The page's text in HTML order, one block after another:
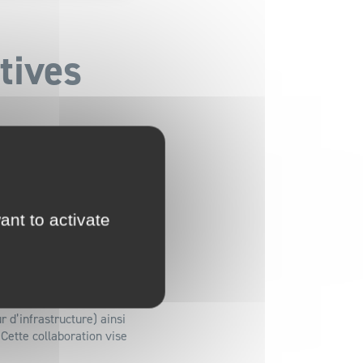
pannes collectives
FttH pour
d’infrastructure) ainsi
collaboration vise
to activate